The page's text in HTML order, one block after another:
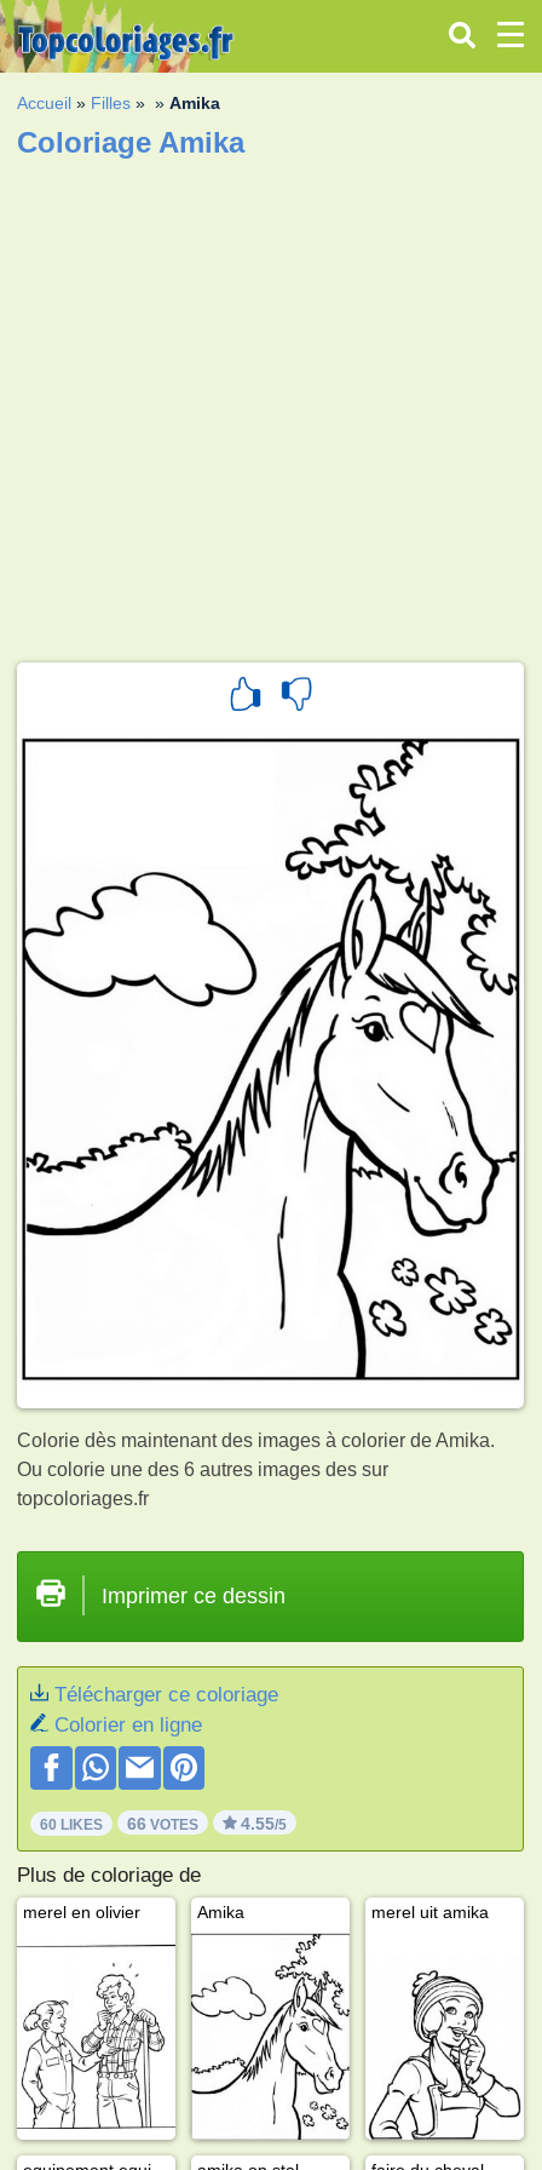
Accueil » Filles » »Amika
Coloriage Amika
Colorie dès maintenant des images à colorier de Amika.
Ou colorie une des 6 autres images dessur
topcoloriages.fr
Imprimer ce dessin
Télécharger ce coloriage
Colorier en ligne
60 LIKES 66 VOTES 4.55/5
Plus de coloriage de
merel en olivier Amika merel uit amika